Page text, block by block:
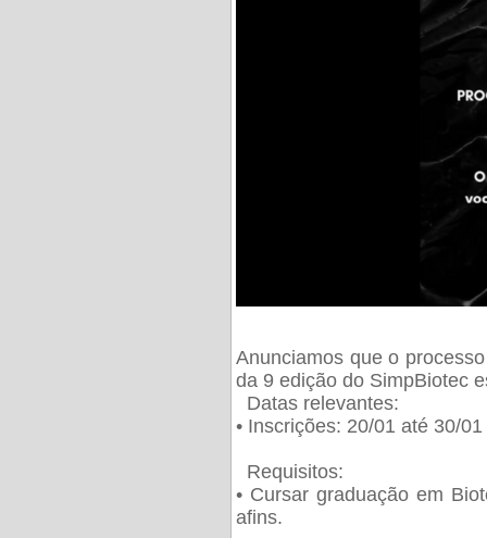
Anunciamos que o
da 9 edição do SimpBiotec
Datas relevantes:
• Inscrições: 20/01 até 30/01
Requisitos:
• Cursar graduação em
afins.